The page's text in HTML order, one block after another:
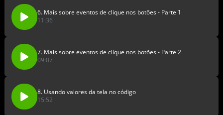
6. Mais sobre eventos de clique nos botões - Parte 1
11:36
7. Mais sobre eventos de clique nos botões - Parte 2
09:07
8. Usando valores da tela no código
15:52